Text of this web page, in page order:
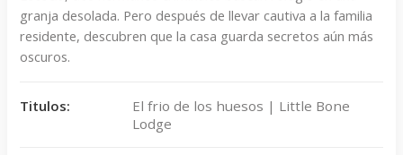
granja desolada. Pero después de llevar cautiva a la familia
residente, descubren que la casa guarda secretos aún más
oscuros.
Titulos:
El frio de los huesos | Little Bone
Lodge